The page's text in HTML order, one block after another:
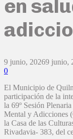
en
9 junio, 20269 junio,
0
El Municipio de
participación de la
la 69º Sesión
Mental y Adicciones
la Casa de las
Rivadavia- 383, del